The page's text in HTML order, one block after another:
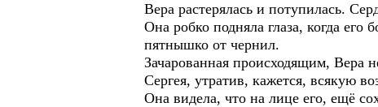
Вера растерялась и потупилась.
Она робко подняла глаза, когда
пятнышко от чернил.
Зачарованная происходящим, Вера
Сергея, утратив, кажется, всякую
Она видела, что на лице его, ещё